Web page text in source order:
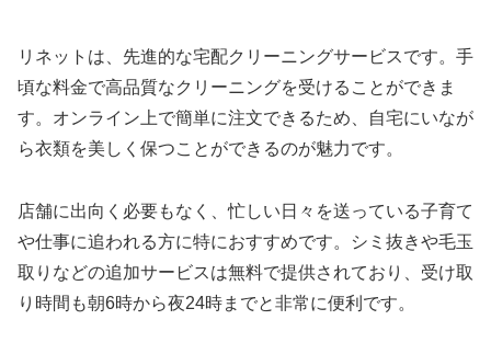
リネットは、先進的な宅配クリーニングサービスです。手
頃な料金で高品質なクリーニングを受けることができま
す。オンライン上で簡単に注文できるため、自宅にいなが
ら衣類を美しく保つことができるのが魅力です。
店舗に出向く必要もなく、忙しい日々を送っている子育て
や仕事に追われる方に特におすすめです。シミ抜きや毛玉
取りなどの追加サービスは無料で提供されており、受け取
り時間も朝6時から夜24時までと非常に便利です。